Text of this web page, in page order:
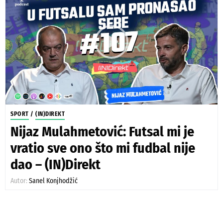
SPORT / (IN)DIREKT
Nijaz Mulahmetović: Futsal mi je
vratio sve ono što mi fudbal nije
dao – (IN)Direkt
Autor: Sanel Konjhodžić